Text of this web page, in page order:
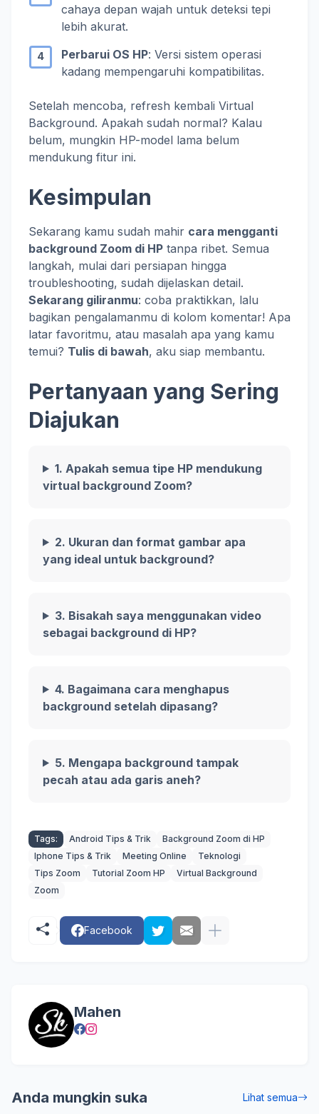
cahaya depan wajah untuk deteksi tepi
lebih akurat.
Perbarui OS HP: Versi sistem operasi
kadang mempengaruhi kompatibilitas.
Setelah mencoba, refresh kembali Virtual
Background. Apakah sudah normal? Kalau
belum, mungkin HP-model lama belum
mendukung fitur ini.
Kesimpulan
Sekarang kamu sudah mahir cara mengganti
background Zoom di HP tanpa ribet. Semua
langkah, mulai dari persiapan hingga
troubleshooting, sudah dijelaskan detail.
Sekarang giliranmu: coba praktikkan, lalu
bagikan pengalamanmu di kolom komentar! Apa
latar favoritmu, atau masalah apa yang kamu
temui? Tulis di bawah, aku siap membantu.
Pertanyaan yang Sering
Diajukan
1. Apakah semua tipe HP mendukung
virtual background Zoom?
2. Ukuran dan format gambar apa
yang ideal untuk background?
3. Bisakah saya menggunakan video
sebagai background di HP?
4. Bagaimana cara menghapus
background setelah dipasang?
5. Mengapa background tampak
pecah atau ada garis aneh?
Tags: Android Tips & Trik
Background Zoom di HP
Iphone Tips & Trik
Meeting Online
Teknologi
Tips Zoom
Tutorial Zoom HP
Virtual Background
Zoom
Facebook
Mahen
Anda mungkin suka Lihat semua